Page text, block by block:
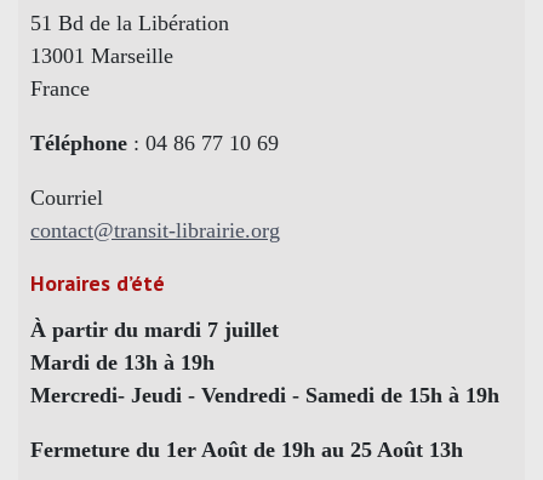
51 Bd de la Libération
13001 Marseille
France
Téléphone : 04 86 77 10 69
Courriel
contact@transit-librairie.org
Horaires d’été
À partir du mardi 7 juillet
Mardi de 13h à 19h
Mercredi- Jeudi - Vendredi - Samedi de 15h à 19h
Fermeture du 1er Août de 19h au 25 Août 13h